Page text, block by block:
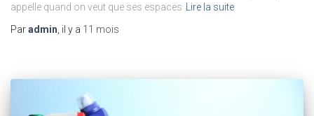
appelle quand on veut que ses espaces
Lire la suite
Paradmin , il y a 11 mois